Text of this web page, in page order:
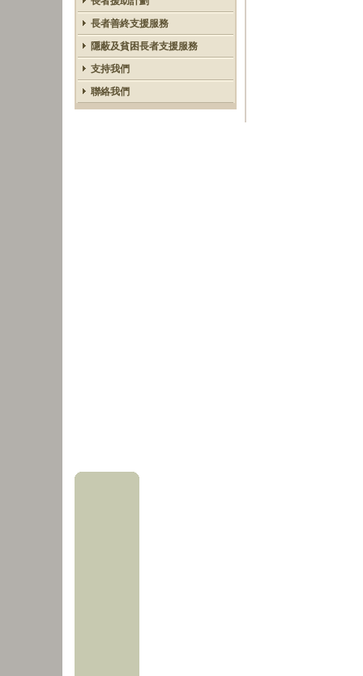
長者善終支援服務
隱蔽及貧困長者支援服務
支持我們
聯絡我們